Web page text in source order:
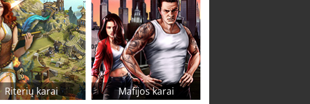
Riterių karai Mafijos karai